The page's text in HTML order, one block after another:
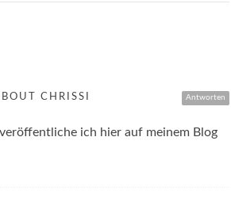
Antworten
CHRISSI
ich hier auf meinem Blog